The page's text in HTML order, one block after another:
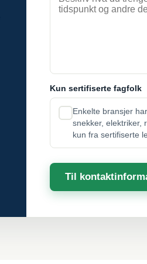
Kun sertifiserte fagfolk
Enkelte bransjer
snekker, elektriker,
kun fra sertifiserte
Til